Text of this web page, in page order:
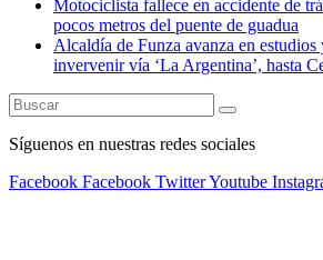
Motociclista fallece en accidente de
pocos metros del puente de guadua
Alcaldía de Funza avanza en estudios
invervenir vía ‘La Argentina’, hasta
Síguenos en nuestras redes sociales
Facebook Facebook TwitterYoutube